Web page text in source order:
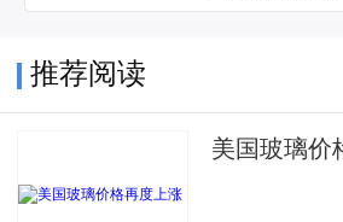
推荐阅读
美国玻璃价